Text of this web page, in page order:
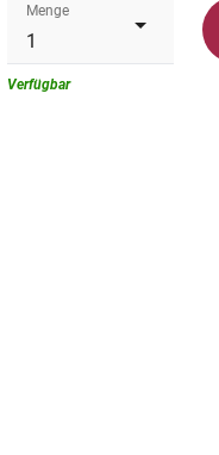
Menge
Verfügbar